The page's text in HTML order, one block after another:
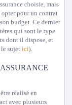
choisie, mais
pour un contrat
budget. Ce dernier
qui sont le type
dont il dispose, et
le sujet ici).
réalisé en
avec plusieurs